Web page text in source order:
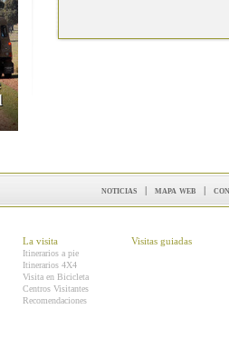
noticias | mapa web |
La visita
Itinerarios a pie
Itinerarios 4X4
Visita en Bicicleta
Centros Visitantes
Recomendaciones
Visitas guiadas